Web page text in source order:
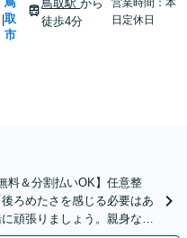
|取
市
鳥取駅から
徒歩4分
営業時間：本
日定休日
料＆分割払いOK】任意整
ろめたさを感じる必要はあ
頑張りましょう。親身な対